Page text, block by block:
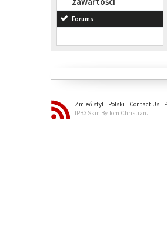
Forums
Zmień styl Polski Contact Us
IPB3 Skin By Tom Christian.